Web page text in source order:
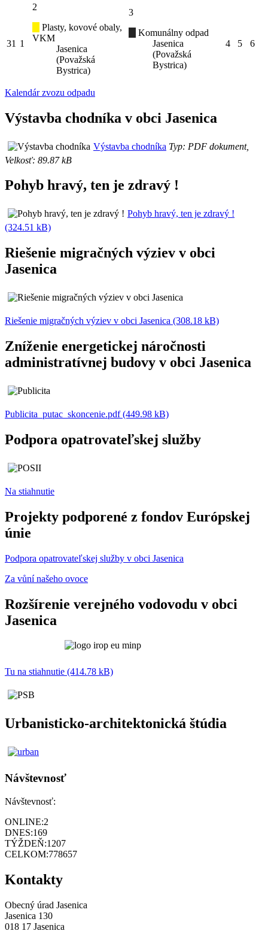
31 1
2
Plasty, kovové obaly,
VKM
Jasenica
(Považská
Bystrica)
3
Komunálny odpad
Jasenica
(Považská
Bystrica)
4 5 6
Kalendár zvozu odpadu
Výstavba chodníka v obci Jasenica
Výstavba chodníka Typ: PDF dokument,
Velkosť: 89.87 kB
Pohyb hravý, ten je zdravý !
Pohyb hravý, ten je zdravý !
(324.51 kB)
Riešenie migračných výziev v obci
Jasenica
Riešenie migračných výziev v obci Jasenica (308.18 kB)
Zníženie energetickej náročnosti
administratívnej budovy v obci Jasenica
Publicita_putac_skoncenie.pdf (449.98 kB)
Podpora opatrovateľskej služby
Na stiahnutie
Projekty podporené z fondov Európskej
únie
Podpora opatrovateľskej služby v obci Jasenica
Za vůní našeho ovoce
Rozšírenie verejného vodovodu v obci
Jasenica
Tu na stiahnutie (414.78 kB)
Urbanisticko-architektonická štúdia
Návštevnosť
Návštevnosť:
ONLINE:2
DNES:169
TÝŽDEŇ:1207
CELKOM:778657
Kontakty
Obecný úrad Jasenica
Jasenica 130
018 17 Jasenica